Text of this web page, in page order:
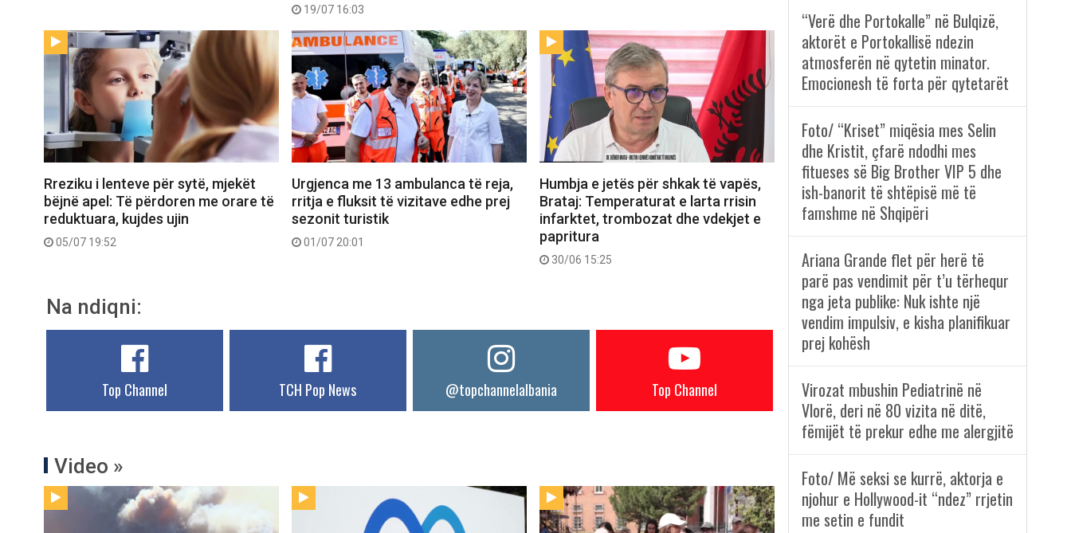
19/07 16:03
Rreziku i lenteve për sytë, mjekët
bëjnë apel: Të përdoren me orare të
reduktuara, kujdes ujin
05/07 19:52
Urgjenca me 13 ambulanca të reja,
rritja e fluksit të vizitave edhe prej
sezonit turistik
01/07 20:01
Humbja e jetës për shkak të vapës,
Brataj: Temperaturat e larta rrisin
infarktet, trombozat dhe vdekjet e
papritura
30/06 15:25
Na ndiqni:
Top Channel TCH Pop News @topchannelalbania Top Channel
Video »
“Verë dhe Portokalle” në Bulqizë,
aktorët e Portokallisë ndezin
atmosferën në qytetin minator.
Emocionesh të forta për qytetarët
Foto/ “Kriset” miqësia mes Selin
dhe Kristit, çfarë ndodhi mes
fitueses së Big Brother VIP 5 dhe
ish-banorit të shtëpisë më të
famshme në Shqipëri
Ariana Grande flet për herë të
parë pas vendimit për t’u tërhequr
nga jeta publike: Nuk ishte një
vendim impulsiv, e kisha planifikuar
prej kohësh
Virozat mbushin Pediatrinë në
Vlorë, deri në 80 vizita në ditë,
fëmijët të prekur edhe me alergjitë
Foto/ Më seksi se kurrë, aktorja e
njohur e Hollywood-it “ndez” rrjetin
me setin e fundit